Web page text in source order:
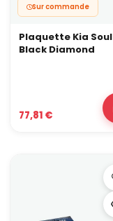
Sur commande
Plaquette Kia Soul
Black Diamond
77,81 €